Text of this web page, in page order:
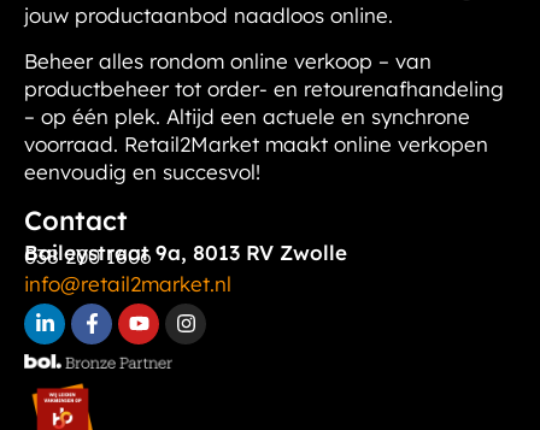
jouw productaanbod naadloos online.
Beheer alles rondom online verkoop – van
productbeheer tot order- en retourenafhandeling
– op één plek. Altijd een actuele en synchrone
voorraad. Retail2Market maakt online verkopen
eenvoudig en succesvol!
Contact
Baileystraat 9a, 8013 RV Zwolle
038 200 1606
info@retail2market.nl